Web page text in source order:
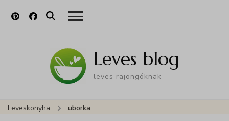
Leves blog
leves rajongóknak
Leveskonyha uborka